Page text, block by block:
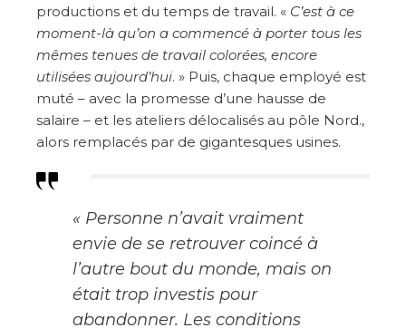
productions et du temps de travail. « C’est à ce
moment-là qu’on a commencé à porter tous les
mêmes tenues de travail colorées, encore
utilisées aujourd’hui. » Puis, chaque employé est
muté – avec la promesse d’une hausse de
salaire – et les ateliers délocalisés au pôle Nord.,
alors remplacés par de gigantesques usines.
« Personne n’avait vraiment
envie de se retrouver coincé à
l’autre bout du monde, mais on
était trop investis pour
abandonner. Les conditions